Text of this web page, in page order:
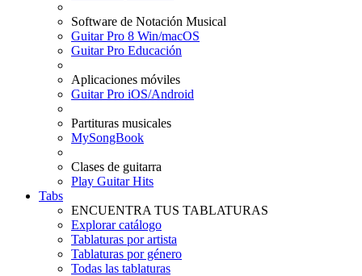
Software de Notación Musical
Guitar Pro 8 Win/macOS
Guitar Pro Educación
Aplicaciones móviles
Guitar Pro iOS/Android
Partituras musicales
MySongBook
Clases de guitarra
Play Guitar Hits
Tabs
ENCUENTRA TUS TABLATURAS
Explorar catálogo
Tablaturas por artista
Tablaturas por género
Todas las tablaturas